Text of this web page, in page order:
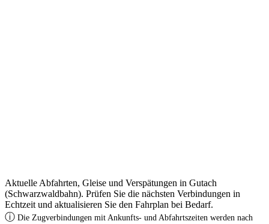
Aktuelle Abfahrten, Gleise und Verspätungen in Gutach
(Schwarzwaldbahn). Prüfen Sie die nächsten Verbindungen in
Echtzeit und aktualisieren Sie den Fahrplan bei Bedarf.
ⓘ Die Zugverbindungen mit Ankunfts- und Abfahrtszeiten werden nach